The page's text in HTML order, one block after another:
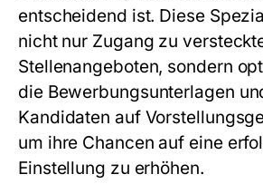
entscheidend ist. Diese
nicht nur Zugang zu
Stellenangeboten, sondern
die Bewerbungsunterlagen
Kandidaten auf
um ihre Chancen auf eine
Einstellung zu erhöhen.